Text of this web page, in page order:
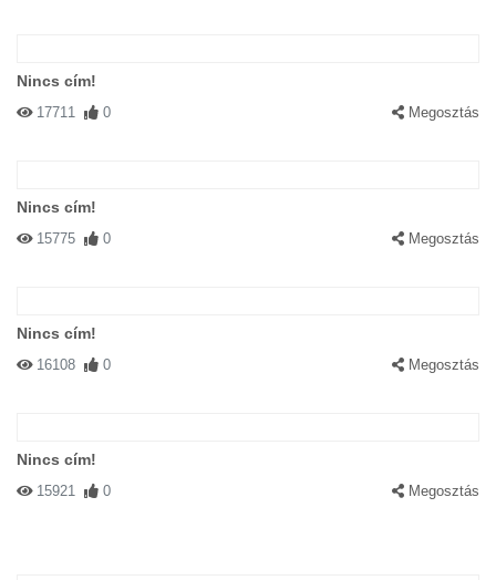
Nincs cím!
17711 0 Megosztás
Nincs cím!
15775 0 Megosztás
Nincs cím!
16108 0 Megosztás
Nincs cím!
15921 0 Megosztás